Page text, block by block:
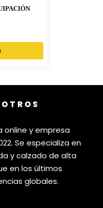
online y empresa
Se especializa en
y calzado de alta
en los últimos
globales.